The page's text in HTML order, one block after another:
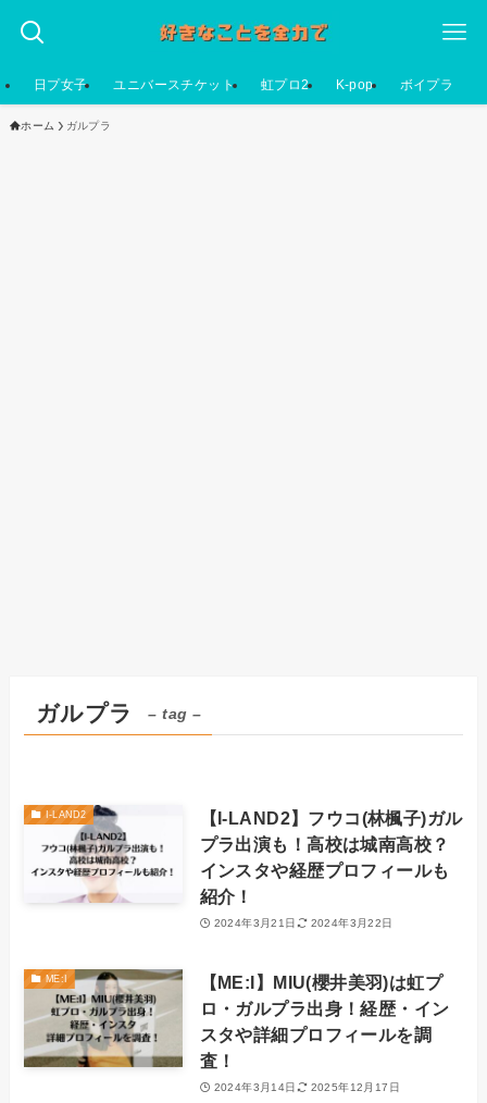
日プ女子 ユニバースチケット 虹プロ2 K-pop ボイプラ
ホーム ガルプラ
ガルプラ – tag –
I-LAND2
【I-LAND2】フウコ(林楓子)ガル
プラ出演も！高校は城南高校？
インスタや経歴プロフィールも
紹介！
2024年3月21日 2024年3月22日
ME:I
【ME:I】MIU(櫻井美羽)は虹プ
ロ・ガルプラ出身！経歴・イン
スタや詳細プロフィールを調
査！
2024年3月14日 2025年12月17日